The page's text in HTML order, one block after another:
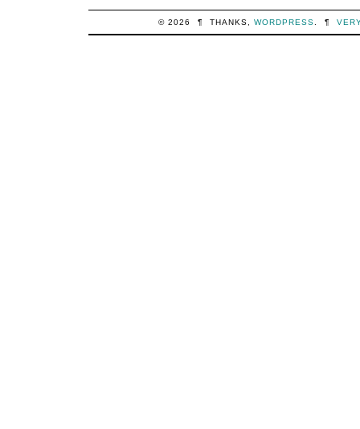
© 2026 ¶ THANKS, WORDPRESS ¶